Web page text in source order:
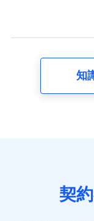
の内容、保険
走行距離など
険契約に関す
者の氏名、住
知
契